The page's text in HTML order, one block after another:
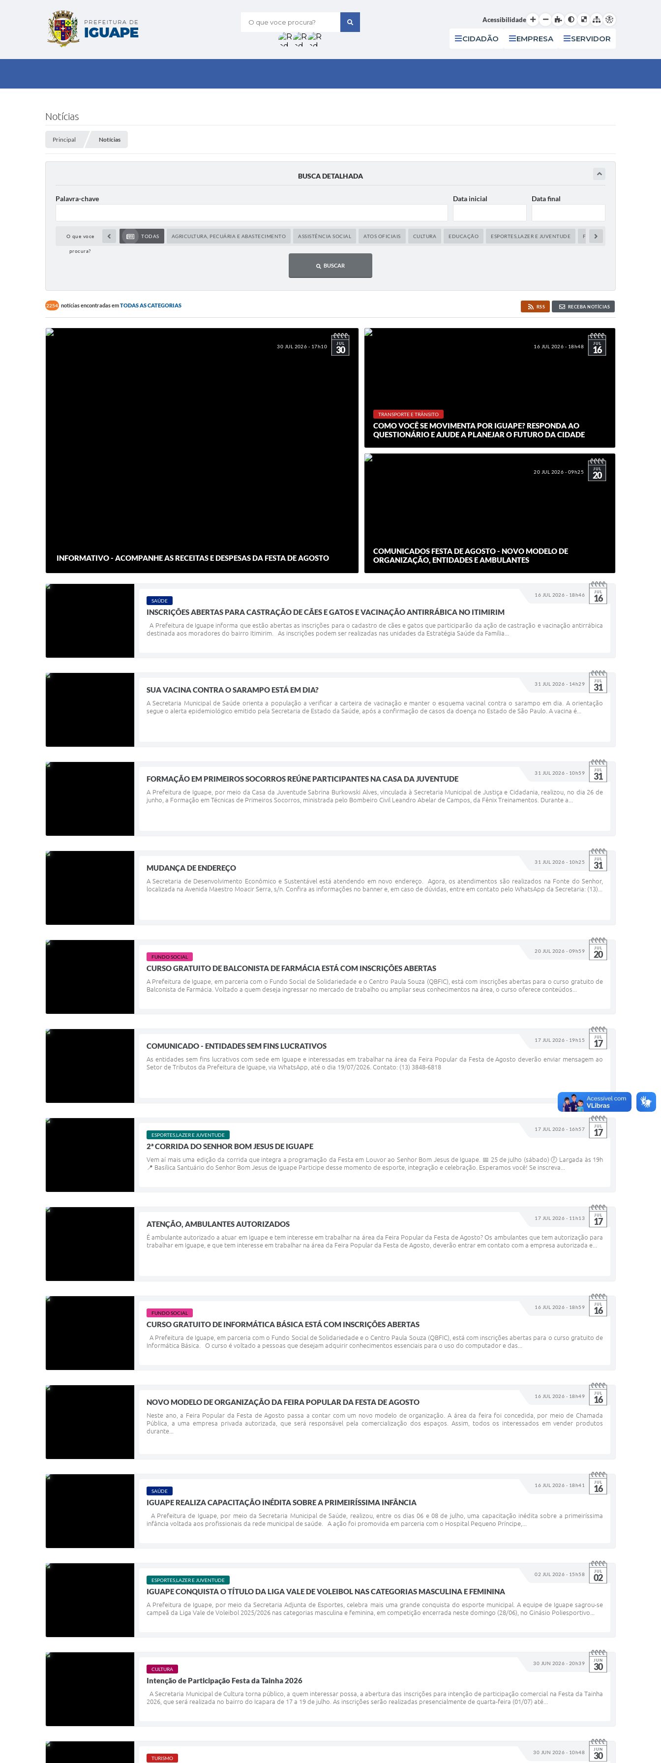
O que voce procura? Acessibilidade
CIDADÃO EMPRESA SERVIDOR
Notícias
Principal Notícias
BUSCA DETALHADA
Palavra-chave Data inicial Data final
O que voce
procura?
TODAS AGRICULTURA, PECUÁRIA E ABASTECIMENTO ASSISTÊNCIA SOCIAL ATOS OFICIAIS CULTURA EDUCAÇÃO ESPORTES,LAZER E JUVENTUDE FAZENDA
BUSCAR
2254 notícias encontradas emTODAS AS CATEGORIAS RSS RECEBA NOTÍCIAS
30 JUL 2026 - 17h10 JUL
30
INFORMATIVO - ACOMPANHE AS RECEITAS E DESPESAS DA FESTA DE AGOSTO
16 JUL 2026 - 18h48 JUL
16
TRANSPORTE E TRÂNSITO
COMO VOCÊ SE MOVIMENTA POR IGUAPE? RESPONDA AO
QUESTIONÁRIO E AJUDE A PLANEJAR O FUTURO DA CIDADE
20 JUL 2026 - 09h25 JUL
20
COMUNICADOS FESTA DE AGOSTO - NOVO MODELO DE
ORGANIZAÇÃO, ENTIDADES E AMBULANTES
16 JUL 2026 - 18h46 JUL
16
SAÚDE
INSCRIÇÕES ABERTAS PARA CASTRAÇÃO DE CÃES E GATOS E VACINAÇÃO ANTIRRÁBICA NO ITIMIRIM
A Prefeitura de Iguape informa que estão abertas as inscrições para o cadastro de cães e gatos que participarão da ação de castração e vacinação antirrábica
destinada aos moradores do bairro Itimirim. As inscrições podem ser realizadas nas unidades da Estratégia Saúde da Família...
31 JUL 2026 - 14h29 JUL
31
SUA VACINA CONTRA O SARAMPO ESTÁ EM DIA?
A Secretaria Municipal de Saúde orienta a população a verificar a carteira de vacinação e manter o esquema vacinal contra o sarampo em dia. A orientação
segue o alerta epidemiológico emitido pela Secretaria de Estado da Saúde, após a confirmação de casos da doença no Estado de São Paulo. A vacina é...
31 JUL 2026 - 10h59 JUL
31
FORMAÇÃO EM PRIMEIROS SOCORROS REÚNE PARTICIPANTES NA CASA DA JUVENTUDE
A Prefeitura de Iguape, por meio da Casa da Juventude Sabrina Burkowski Alves, vinculada à Secretaria Municipal de Justiça e Cidadania, realizou, no dia 26 de
junho, a Formação em Técnicas de Primeiros Socorros, ministrada pelo Bombeiro Civil Leandro Abelar de Campos, da Fênix Treinamentos. Durante a...
31 JUL 2026 - 10h25 JUL
31
MUDANÇA DE ENDEREÇO
A Secretaria de Desenvolvimento Econômico e Sustentável está atendendo em novo endereço. Agora, os atendimentos são realizados na Fonte do Senhor,
localizada na Avenida Maestro Moacir Serra, s/n. Confira as informações no banner e, em caso de dúvidas, entre em contato pelo WhatsApp da Secretaria: (13)...
20 JUL 2026 - 09h59 JUL
20
FUNDO SOCIAL
CURSO GRATUITO DE BALCONISTA DE FARMÁCIA ESTÁ COM INSCRIÇÕES ABERTAS
A Prefeitura de Iguape, em parceria com o Fundo Social de Solidariedade e o Centro Paula Souza (QBFIC), está com inscrições abertas para o curso gratuito de
Balconista de Farmácia. Voltado a quem deseja ingressar no mercado de trabalho ou ampliar seus conhecimentos na área, o curso oferece conteúdos...
17 JUL 2026 - 19h15 JUL
17
COMUNICADO - ENTIDADES SEM FINS LUCRATIVOS
As entidades sem fins lucrativos com sede em Iguape e interessadas em trabalhar na área da Feira Popular da Festa de Agosto deverão enviar mensagem ao
Setor de Tributos da Prefeitura de Iguape, via WhatsApp, até o dia 19/07/2026. Contato: (13) 3848-6818
17 JUL 2026 - 16h57 JUL
17
ESPORTES,LAZER E JUVENTUDE
2ª CORRIDA DO SENHOR BOM JESUS DE IGUAPE
Vem aí mais uma edição da corrida que integra a programação da Festa em Louvor ao Senhor Bom Jesus de Iguape. 📅 25 de julho (sábado) 🕖 Largada às 19h
📍 Basílica Santuário do Senhor Bom Jesus de Iguape Participe desse momento de esporte, integração e celebração. Esperamos você! Se inscreva...
17 JUL 2026 - 11h13 JUL
17
ATENÇÃO, AMBULANTES AUTORIZADOS
É ambulante autorizado a atuar em Iguape e tem interesse em trabalhar na área da Feira Popular da Festa de Agosto? Os ambulantes que tem autorização para
trabalhar em Iguape, e que tem interesse em trabalhar na área da Feira Popular da Festa de Agosto, deverão entrar em contato com a empresa autorizada e...
16 JUL 2026 - 18h59 JUL
16
FUNDO SOCIAL
CURSO GRATUITO DE INFORMÁTICA BÁSICA ESTÁ COM INSCRIÇÕES ABERTAS
A Prefeitura de Iguape, em parceria com o Fundo Social de Solidariedade e o Centro Paula Souza (QBFIC), está com inscrições abertas para o curso gratuito de
Informática Básica. O curso é voltado a pessoas que desejam adquirir conhecimentos essenciais para o uso do computador e das...
16 JUL 2026 - 18h49 JUL
16
NOVO MODELO DE ORGANIZAÇÃO DA FEIRA POPULAR DA FESTA DE AGOSTO
Neste ano, a Feira Popular da Festa de Agosto passa a contar com um novo modelo de organização. A área da feira foi concedida, por meio de Chamada
Pública, a uma empresa privada autorizada, que será responsável pela comercialização dos espaços. Assim, todos os interessados em vender produtos
durante...
16 JUL 2026 - 18h41 JUL
16
SAÚDE
IGUAPE REALIZA CAPACITAÇÃO INÉDITA SOBRE A PRIMEIRÍSSIMA INFÂNCIA
A Prefeitura de Iguape, por meio da Secretaria Municipal de Saúde, realizou, entre os dias 06 e 08 de julho, uma capacitação inédita sobre a primeiríssima
infância voltada aos profissionais da rede municipal de saúde. A ação foi promovida em parceria com o Hospital Pequeno Príncipe,...
02 JUL 2026 - 15h58 JUL
02
ESPORTES,LAZER E JUVENTUDE
IGUAPE CONQUISTA O TÍTULO DA LIGA VALE DE VOLEIBOL NAS CATEGORIAS MASCULINA E FEMININA
A Prefeitura de Iguape, por meio da Secretaria Adjunta de Esportes, celebra mais uma grande conquista do esporte municipal. A equipe de Iguape sagrou-se
campeã da Liga Vale de Voleibol 2025/2026 nas categorias masculina e feminina, em competição encerrada neste domingo (28/06), no Ginásio Poliesportivo...
30 JUN 2026 - 20h39 JUN
30
CULTURA
Intenção de Participação Festa da Tainha 2026
A Secretaria Municipal de Cultura torna público, a quem interessar possa, a abertura das inscrições para intenção de participação comercial na Festa da Tainha
2026, que será realizada no bairro do Icapara de 17 a 19 de julho. As inscrições serão realizadas presencialmente de quarta-feira (01/07) até...
30 JUN 2026 - 10h48 JUN
30
TURISMO